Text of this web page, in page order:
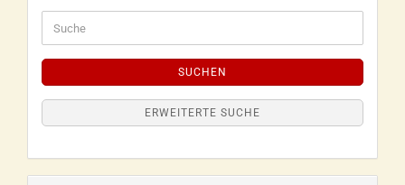
SUCHEN
ERWEITERTE SUCHE